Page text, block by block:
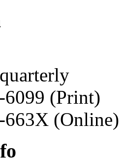
(Print)
663X (Online)